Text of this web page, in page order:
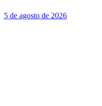
5 de agosto de 2026